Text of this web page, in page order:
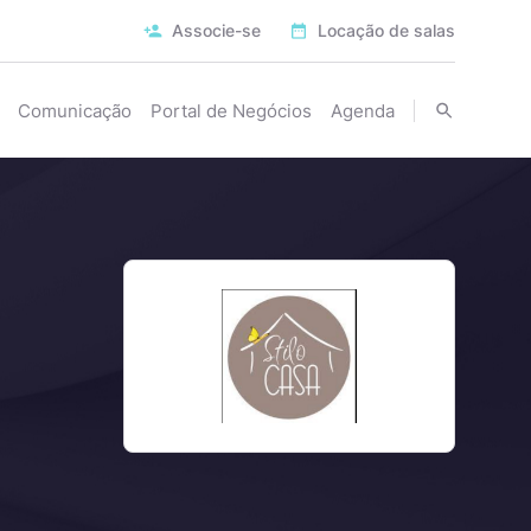
Associe-se Locação de salas
Comunicação Portal de Negócios Agenda